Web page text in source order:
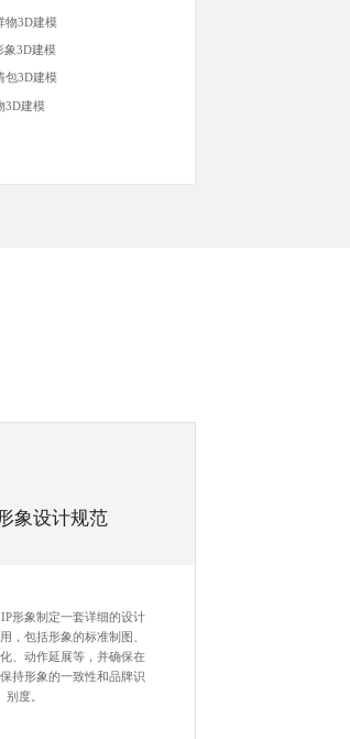
物3D建模
象3D建模
包3D建模
3D建模
象设计规范
形象制定一套详细的设计
，包括形象的标准制图、
、动作延展等，并确保在
持形象的一致性和品牌识
别度。